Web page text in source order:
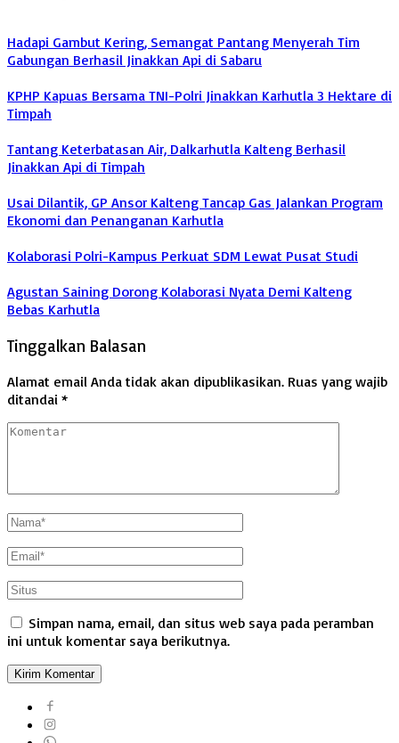
Hadapi Gambut Kering, Semangat Pantang Menyerah Tim
Gabungan Berhasil Jinakkan Api di Sabaru
KPHP Kapuas Bersama TNI-Polri Jinakkan Karhutla 3 Hektare di
Timpah
Tantang Keterbatasan Air, Dalkarhutla Kalteng Berhasil
Jinakkan Api di Timpah
Usai Dilantik, GP Ansor Kalteng Tancap Gas Jalankan Program
Ekonomi dan Penanganan Karhutla
Kolaborasi Polri-Kampus Perkuat SDM Lewat Pusat Studi
Agustan Saining Dorong Kolaborasi Nyata Demi Kalteng
Bebas Karhutla
Tinggalkan Balasan
Alamat email Anda tidak akan dipublikasikan. Ruas yang wajib
ditandai *
Simpan nama, email, dan situs web saya pada peramban
ini untuk komentar saya berikutnya.